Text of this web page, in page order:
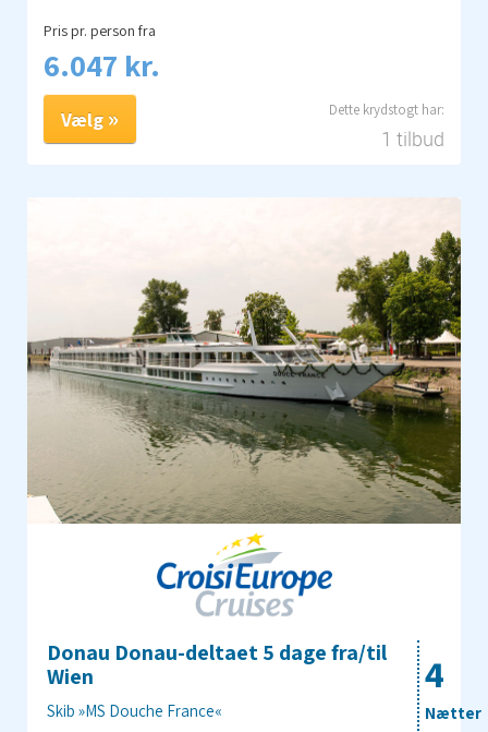
Pris pr. person fra
6.047 kr.
1 tilbud
Vælg
4
Nætter
Donau Donau-deltaet 5 dage fra/til
Wien
Skib »MS Douche France«